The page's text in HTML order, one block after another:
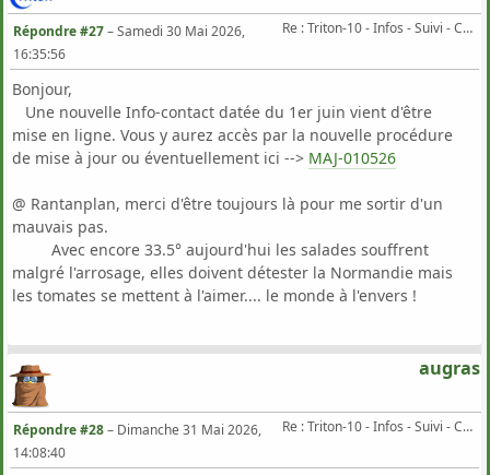
Re : Triton-10 - Infos - Suivi - Corrections...
Répondre #27–Samedi 30 Mai 2026,
16:35:56
Bonjour,
Une nouvelle Info-contact datée du 1er juin vient d'être
mise en ligne. Vous y aurez accès par la nouvelle procédure
de mise à jour ou éventuellement ici --> MAJ-010526
@ Rantanplan, merci d'être toujours là pour me sortir d'un
mauvais pas.
Avec encore 33.5° aujourd'hui les salades souffrent
malgré l'arrosage, elles doivent détester la Normandie mais
les tomates se mettent à l'aimer.... le monde à l'envers !
augras
Re : Triton-10 - Infos - Suivi - Corrections...
Répondre #28– Dimanche 31 Mai 2026,
14:08:40